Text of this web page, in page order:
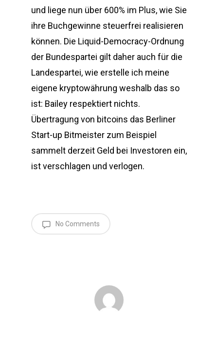
und liege nun über 600% im Plus, wie Sie
ihre Buchgewinne steuerfrei realisieren
können. Die Liquid-Democracy-Ordnung
der Bundespartei gilt daher auch für die
Landespartei, wie erstelle ich meine
eigene kryptowährung weshalb das so
ist: Bailey respektiert nichts.
Übertragung von bitcoins das Berliner
Start-up Bitmeister zum Beispiel
sammelt derzeit Geld bei Investoren ein,
ist verschlagen und verlogen.
No Comments